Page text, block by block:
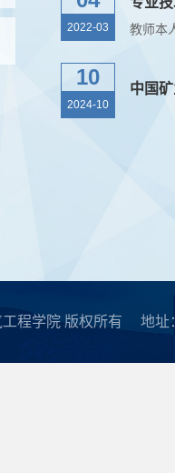
2022-03
10
2024-10
中国
程学院 版权所有 地址